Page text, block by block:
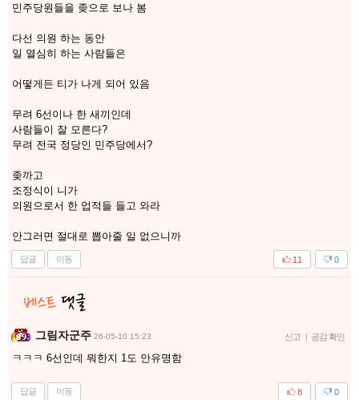
민주당원들을 좆으로 보나 봄
다선 의원 하는 동안
일 열심히 하는 사람들은
어떻게든 티가 나게 되어 있음
무려 6선이나 한 새끼인데
사람들이 잘 모른다?
무려 전국 정당인 민주당에서?
좆까고
조정식이 니가
의원으로서 한 업적들 들고 와라
안그러면 절대로 뽑아줄 일 없으니까
답글 이동 0
11
그림자군주 26-05-10 15:23 신고 | 공감 확인
ㅋㅋㅋ 6선인데 뭐한지 1도 안유명함
답글 이동 0
8